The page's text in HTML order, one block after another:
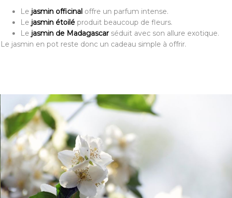
Le jasmin officinal offre un parfum intense.
Le jasmin étoiléproduit beaucoup de fleurs.
Le jasmin de Madagascarséduit avec son allure exotique.
Le jasmin en pot reste donc un cadeau simple à offrir.